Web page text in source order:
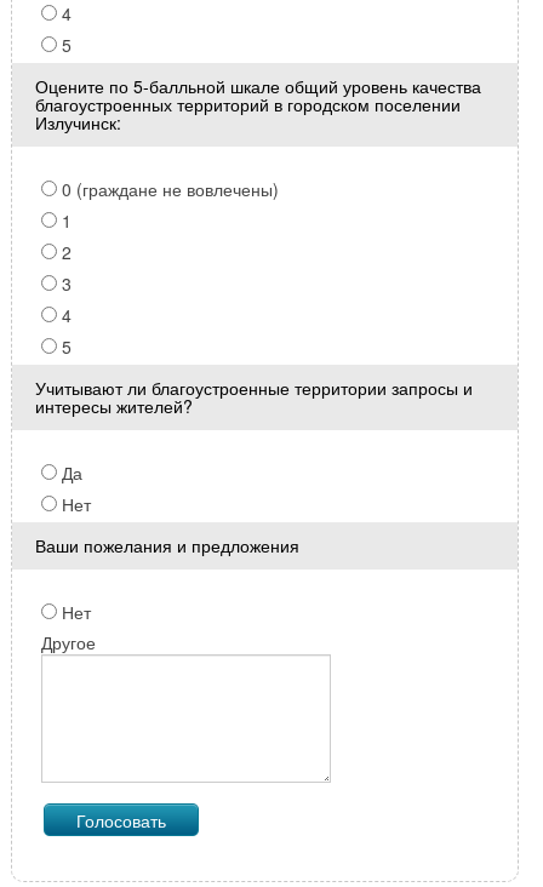
4
5
Оцените по 5-балльной шкале общий уровень качества
благоустроенных территорий в городском поселении
Излучинск:
0 (граждане не вовлечены)
1
2
3
4
5
Учитывают ли благоустроенные территории запросы и
интересы жителей?
Да
Нет
Ваши пожелания и предложения
Нет
Другое